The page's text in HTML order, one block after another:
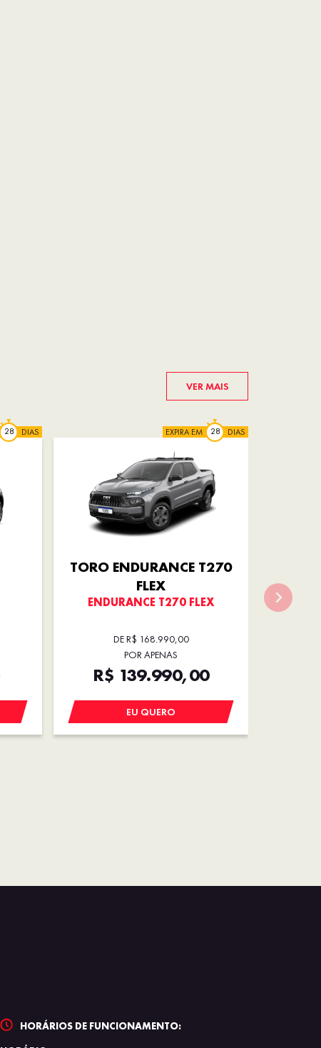
VER MAIS
DIAS EXPIRA EM DIAS
TORO ENDURANCE T270
FLEX
ENDURANCE T270 FLEX
DE R$ 168.990,00
POR APENAS
R$ 139.990,00
EU QUERO
HORÁRIOS DE FUNCIONAMENTO: